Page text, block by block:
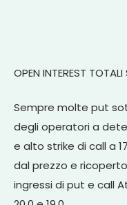
OPEN INTEREST
Sempre molte put
degli operatori a
e alto strike di call a
dal prezzo e
ingressi di put e call